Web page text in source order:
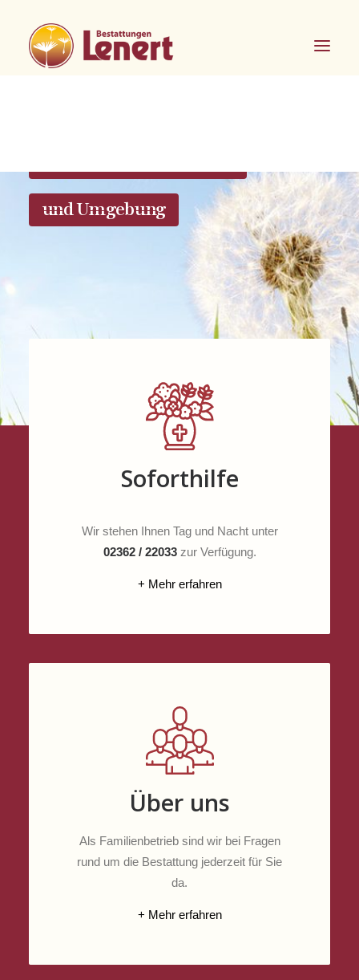
und Umgebung
Soforthilfe
Wir stehen Ihnen Tag und Nacht unter
02362 / 22033zur Verfügung.
+ Mehr erfahren
Über uns
Als Familienbetrieb sind wir bei Fragen
rund um die Bestattung jederzeit für Sie
da.
+ Mehr erfahren